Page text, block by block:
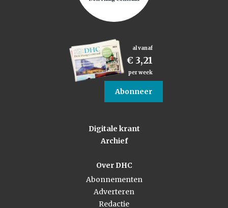
al vanaf
€ 3,21
per week
Abonneer
Digitale krant
Archief
Over DHC
Abonnementen
Adverteren
Redactie